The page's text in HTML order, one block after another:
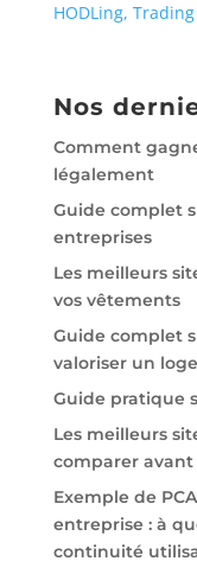
HODLing,
Nos
Comment
légalement
Guide complet
entreprises
Les meilleurs
vos vêtements
Guide complet
valoriser un
Guide pratique
Les meilleurs
comparer avant
Exemple de
entreprise : à
continuité